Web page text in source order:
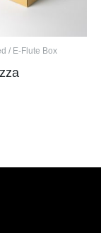
/ E-Flute Box